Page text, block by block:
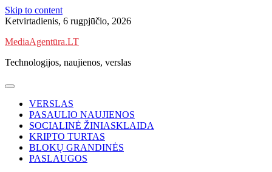
Skip to content
Ketvirtadienis, 6 rugpjūčio, 2026
MediaAgentūra.LT
Technologijos, naujienos, verslas
VERSLAS
PASAULIO NAUJIENOS
SOCIALINĖ ŽINIASKLAIDA
KRIPTO TURTAS
BLOKŲ GRANDINĖS
PASLAUGOS